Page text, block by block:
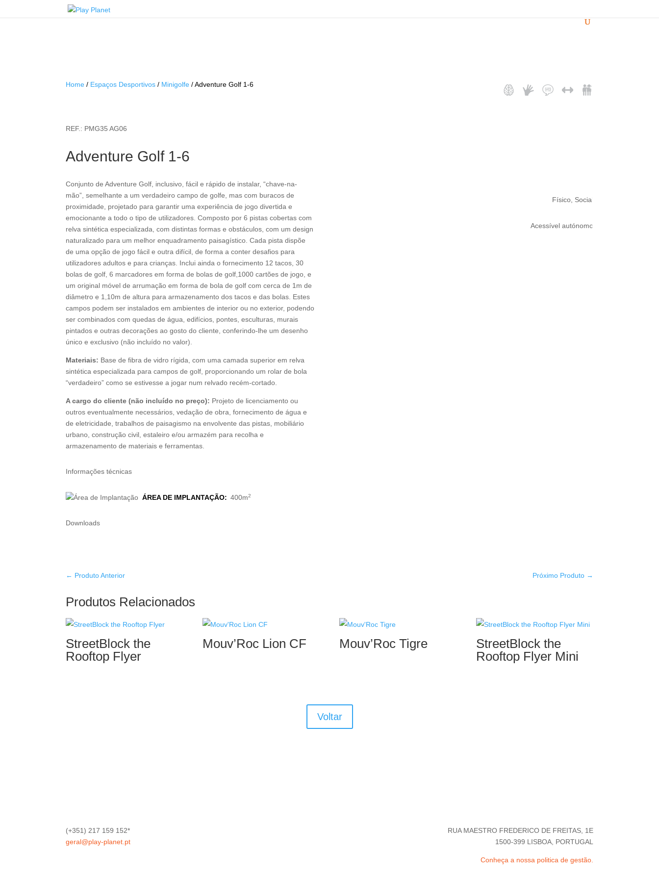
Home / Espaços Desportivos / Minigolfe / Adventure Golf 1-6
PMG35 AG06
Adventure Golf 1-6
Conjunto de Adventure Golf, inclusivo, fácil e rápido de instalar, “chave-na-
mão”, semelhante a um verdadeiro campo de golfe, mas com buracos de
proximidade, projetado para garantir uma experiência de jogo divertida e
emocionante a todo o tipo de utilizadores. Composto por 6 pistas cobertas com
relva sintética especializada, com distintas formas e obstáculos, com um design
naturalizado para um melhor enquadramento paisagístico. Cada pista dispõe
de uma opção de jogo fácil e outra difícil, de forma a conter desafios para
utilizadores adultos e para crianças. Inclui ainda o fornecimento 12 tacos, 30
bolas de golf, 6 marcadores em forma de bolas de golf,1000 cartões de jogo, e
um original móvel de arrumação em forma de bola de golf com cerca de 1m de
diâmetro e 1,10m de altura para armazenamento dos tacos e das bolas. Estes
campos podem ser instalados em ambientes de interior ou no exterior, podendo
ser combinados com quedas de água, edifícios, pontes, esculturas, murais
pintados e outras decorações ao gosto do cliente, conferindo-lhe um desenho
único e exclusivo (não incluído no valor).
Materiais: Base de fibra de vidro rígida, com uma camada superior em relva
sintética especializada para campos de golf, proporcionando um rolar de bola
“verdadeiro” como se estivesse a jogar num relvado recém-cortado.
A cargo do cliente (não incluído no preço): Projeto de licenciamento ou
outros eventualmente necessários, vedação de obra, fornecimento de água e
de eletricidade, trabalhos de paisagismo na envolvente das pistas, mobiliário
urbano, construção civil, estaleiro e/ou armazém para recolha e
armazenamento de materiais e ferramentas.
Informações técnicas
ÁREA DE IMPLANTAÇÃO: 400m2
Downloads
Físico, Social
Acessível autónomo
← Produto Anterior Próximo Produto→
Produtos Relacionados
StreetBlock the
Rooftop Flyer
Mouv’Roc Lion CF Mouv’Roc Tigre
StreetBlock the
Rooftop Flyer Mini
Voltar
(+351) 217 159 152*
geral@play-planet.pt
RUA MAESTRO FREDERICO DE FREITAS, 1E
1500-399 LISBOA, PORTUGAL
Conheça a nossa politica de gestão.